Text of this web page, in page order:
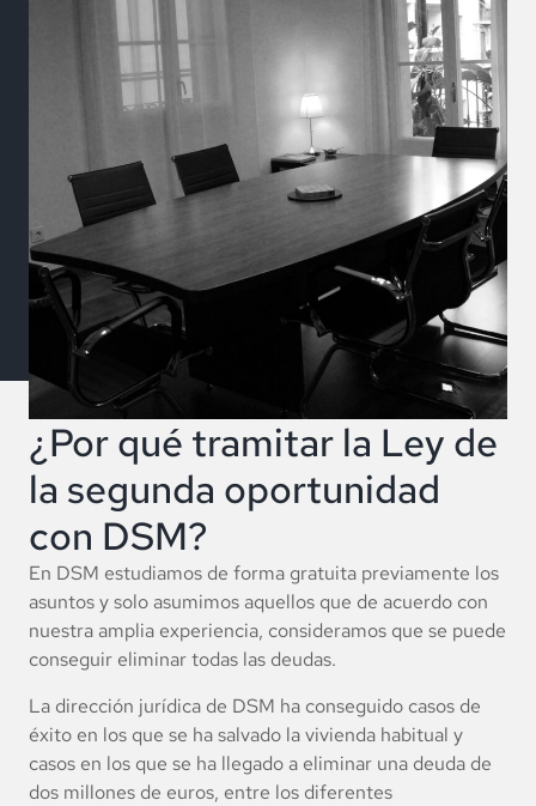
¿Por qué tramitar la Ley de
la segunda oportunidad
con DSM?
En DSM estudiamos de forma gratuita previamente los
asuntos y solo asumimos aquellos que de acuerdo con
nuestra amplia experiencia, consideramos que se puede
conseguir eliminar todas las deudas.
La dirección jurídica de DSM ha conseguido casos de
éxito en los que se ha salvado la vivienda habitual y
casos en los que se ha llegado a eliminar una deuda de
dos millones de euros, entre los diferentes